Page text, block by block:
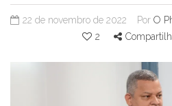
22 de novembro de 2022 Por O
2